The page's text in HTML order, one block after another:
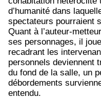
d’humanité dans
spectateurs pourraient
Quant à l’auteur-
ses personnages, il
recadrant les
personnels deviennent
du fond de la salle, un
débordements
entendu.